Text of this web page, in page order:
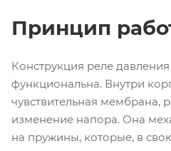
Принцип
Конструкция реле
функциональна. Внутри
чувствительная мембрана,
изменение напора. Она
на пружины, которые, в